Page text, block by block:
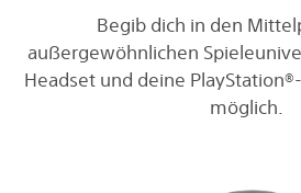
Begib dich in den
außergewöhnlichen
Headset und deine
möglich.